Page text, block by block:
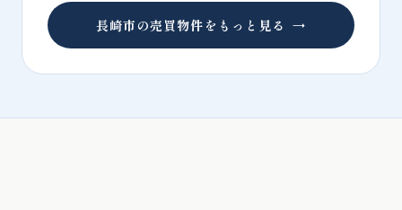
長崎市の売買物件をもっと見る →